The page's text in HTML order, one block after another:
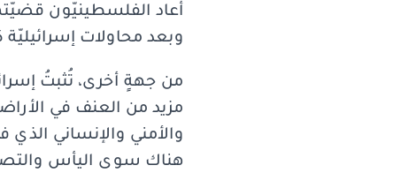
أعاد الفلسطينيّون
وبعد محاولات
من جهةٍ أخرى، تُثبتُ
مزيد من العنف في
والأمني والإنساني
هناك سوى اليأس